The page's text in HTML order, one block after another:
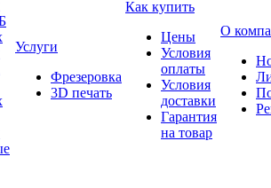
Услуги
Фрезеровка
3D печать
Как купить
Цены
Условия
оплаты
Условия
доставки
Гарантия
на товар
О